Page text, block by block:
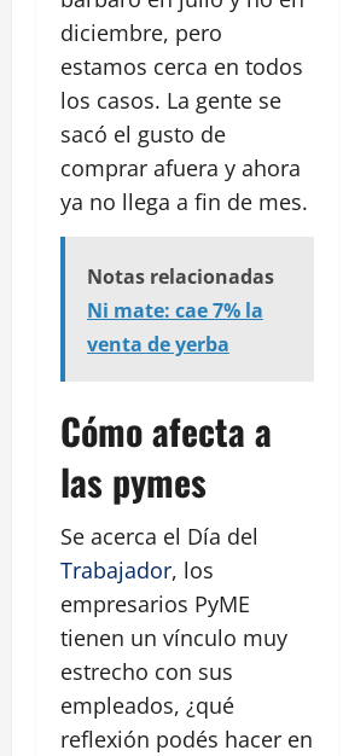
diciembre, pero
estamos cerca en todos
los casos. La gente se
sacó el gusto de
comprar afuera y ahora
ya no llega a fin de mes.
Notas relacionadas
Ni mate: cae 7% la
venta de yerba
Cómo afecta a
las pymes
Se acerca el Día del
Trabajador, los
empresarios PyME
tienen un vínculo muy
estrecho con sus
empleados, ¿qué
reflexión podés hacer en